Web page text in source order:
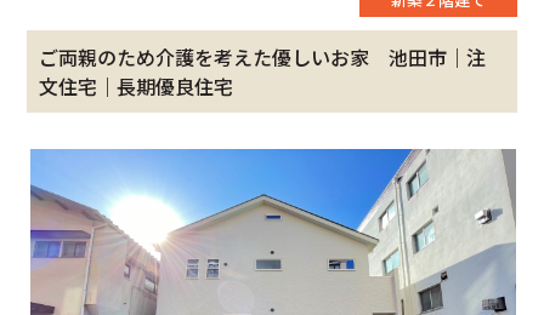
ご両親のため介護を考えた優しいお家 池田市｜注
文住宅｜長期優良住宅